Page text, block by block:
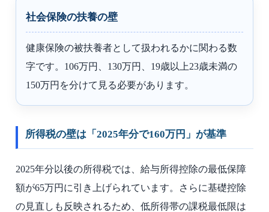
社会保険の扶養の壁
健康保険の被扶養者として扱われるかに関わる数
字です。106万円、130万円、19歳以上23歳未満の
150万円を分けて見る必要があります。
所得税の壁は「2025年分で160万円」が基準
2025年分以後の所得税では、給与所得控除の最低保障
額が65万円に引き上げられています。さらに基礎控除
の見直しも反映されるため、低所得帯の課税最低限は